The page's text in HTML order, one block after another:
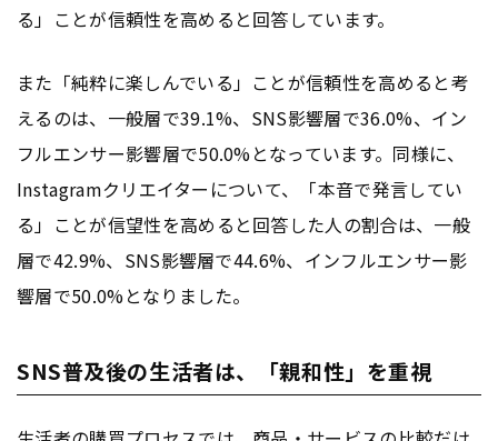
る」ことが信頼性を高めると回答しています。
また「純粋に楽しんでいる」ことが信頼性を高めると考
えるのは、一般層で39.1%、SNS影響層で36.0%、イン
フルエンサー影響層で50.0%となっています。同様に、
Instagramクリエイターについて、「本音で発言してい
る」ことが信望性を高めると回答した人の割合は、一般
層で42.9%、SNS影響層で44.6%、インフルエンサー影
響層で50.0%となりました。
SNS普及後の生活者は、「親和性」を重視